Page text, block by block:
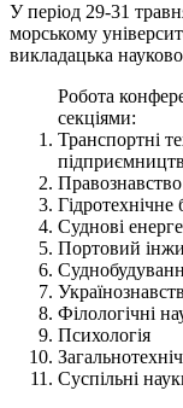
У період 29-31
морському
викладацька
Робота
секціями:
Транспортні
Правознавство
Гідротехнічне
Суднові
Портовий
Філологічні
Психологія
Суспільні